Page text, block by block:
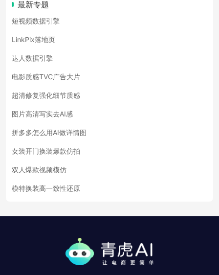
最新专题
短视频数据引擎
LinkPix落地页
达人数据引擎
电影质感TVC广告大片
超清修复强化细节质感
图片高清写实去AI感
拼多多怎么用AI做详情图
女装开门换装爆款仿拍
双人爆款视频模仿
模特换装高一致性还原